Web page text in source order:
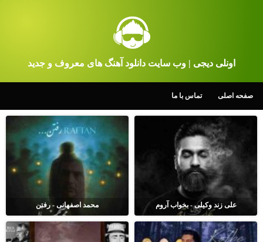
اونلی دیجی | وب سایت دانلود آهنگ های معروف و جدید
صفحه اصلی تماس با ما
علی زند وکیلی - بخواب آروم محمد اصفهانی - رفتن